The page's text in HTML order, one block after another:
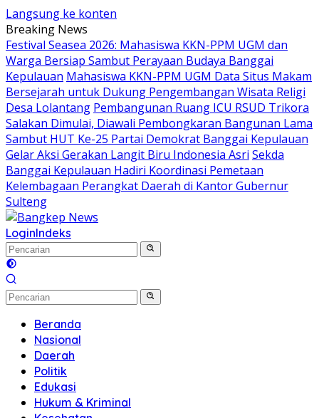
Langsung ke konten
Breaking News
Festival Seasea 2026: Mahasiswa KKN-PPM UGM dan
Warga Bersiap Sambut Perayaan Budaya Banggai
Kepulauan Mahasiswa KKN-PPM UGM Data Situs Makam
Bersejarah untuk Dukung Pengembangan Wisata Religi
Desa Lolantang Pembangunan Ruang ICU RSUD Trikora
Salakan Dimulai, Diawali Pembongkaran Bangunan Lama
Sambut HUT Ke-25 Partai Demokrat Banggai Kepulauan
Gelar Aksi Gerakan Langit Biru Indonesia Asri Sekda
Banggai Kepulauan Hadiri Koordinasi Pemetaan
Kelembagaan Perangkat Daerah di Kantor Gubernur
Sulteng
LoginIndeks
Beranda
Nasional
Daerah
Politik
Edukasi
Hukum & Kriminal